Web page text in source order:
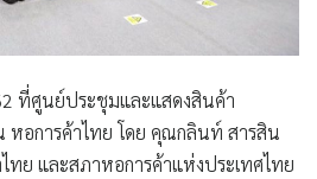
ที่ศูนย์ประชุมและแสดงสินค้า
อการค้าไทย โดย คุณกลินท์ สารสิน
ทย และสภาหอการค้าแห่งประเทศไทย